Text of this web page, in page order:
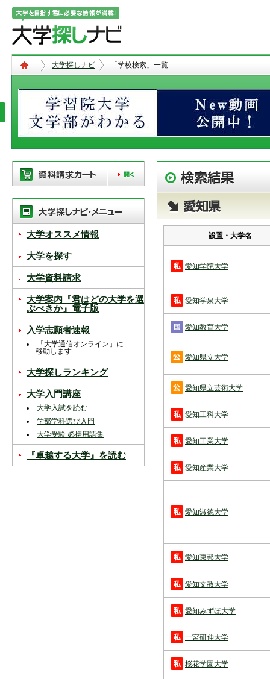
大学探しナビ 「学校検索」一覧
現在、以下の学校を「資料請求カー
ト」に登録しています。「資料請求
カート」に登録できる学校は
で。別の学校を登録したい場合は、
リストから「削除」ボタンで登録を
削除して下さい。
「資料請求カート」の登録情報は、アクセ
スを中断すると消えてしまいます。ご注意
下さい。
※現在登録されている大学はありません。
20校までです。
大学オススメ情報
大学を探す
大学資料請求
大学案内『君はどの大学を選
ぶべきか』電子版
入学志願者速報
「大学通信オンライン」に
移動します
大学探しランキング
大学入門講座
大学入試を読む
学部学科選び入門
大学受験 必携用語集
『卓越する大学』を読む
設置・大学名
愛知学院大学
愛知学泉大学
愛知教育大学
愛知県立大学
愛知県立芸術大学
愛知工科大学
愛知工業大学
愛知産業大学
愛知淑徳大学
愛知東邦大学
愛知文教大学
愛知みずほ大学
一宮研伸大学
桜花学園大学